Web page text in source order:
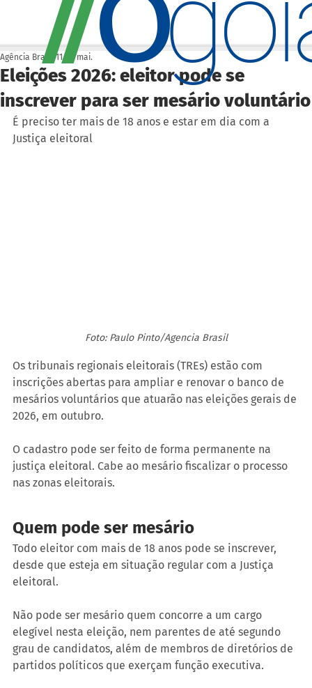
Eleições 2026: eleitor pode se
inscrever para ser mesário voluntário
Agência Brasil 11 de mai.
É preciso ter mais de 18 anos e estar em dia com a
Justiça eleitoral
Foto: Paulo Pinto/Agencia Brasil
Os tribunais regionais eleitorais (TREs) estão com
inscrições abertas para ampliar e renovar o banco de
mesários voluntários que atuarão nas eleições gerais de
2026, em outubro.
O cadastro pode ser feito de forma permanente na
justiça eleitoral. Cabe ao mesário fiscalizar o processo
nas zonas eleitorais.
Quem pode ser mesário
Todo eleitor com mais de 18 anos pode se inscrever,
desde que esteja em situação regular com a Justiça
eleitoral.
Não pode ser mesário quem concorre a um cargo
elegível nesta eleição, nem parentes de até segundo
grau de candidatos, além de membros de diretórios de
partidos políticos que exerçam função executiva.